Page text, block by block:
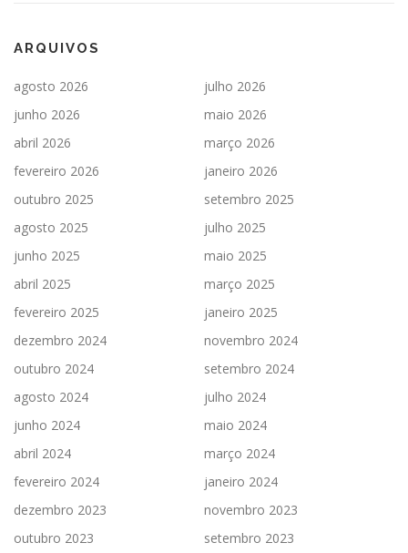
ARQUIVOS
agosto 2026
julho 2026
junho 2026
maio 2026
abril 2026
março 2026
fevereiro 2026
janeiro 2026
outubro 2025
setembro 2025
agosto 2025
julho 2025
junho 2025
maio 2025
abril 2025
março 2025
fevereiro 2025
janeiro 2025
dezembro 2024
novembro 2024
outubro 2024
setembro 2024
agosto 2024
julho 2024
junho 2024
maio 2024
abril 2024
março 2024
fevereiro 2024
janeiro 2024
dezembro 2023
novembro 2023
outubro 2023
setembro 2023